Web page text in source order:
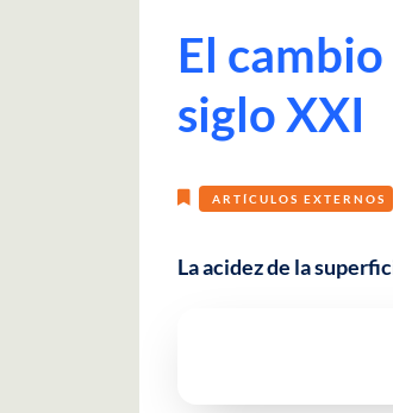
El
siglo XXI
ARTÍCULOS EXTERNOS
La acidez de la